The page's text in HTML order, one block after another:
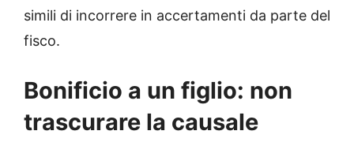
simili di incorrere in accertamenti da parte del
fisco.
Bonificio a un figlio: non
trascurare la causale